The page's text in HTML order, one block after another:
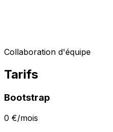
Collaboration d'équipe
Tarifs
Bootstrap
0 €/mois